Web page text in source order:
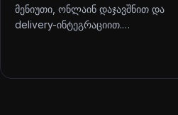
მენიუთი, ონლაინ დაჯავშნით და
delivery-ინტეგრაციით.…